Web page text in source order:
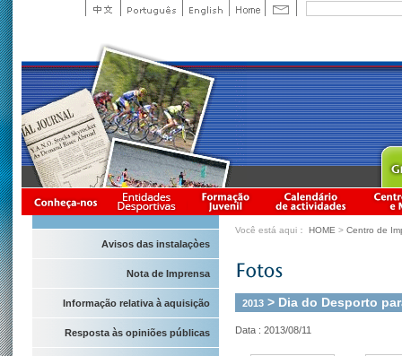
Avisos das instalaçòes
Nota de Imprensa
Informação relativa à aquisição
Resposta às opiniões públicas
Você está aqui： HOME > Centro de
2013 > Dia do Desporto
Data : 2013/08/11